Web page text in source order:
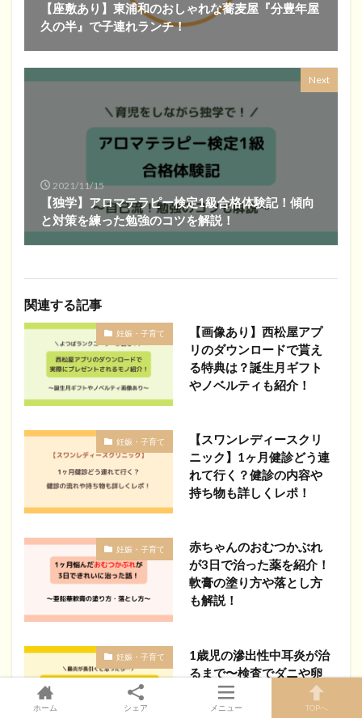
【座敷あり】東浦和のおしゃれな蕎麦屋『分豊年屋
久の半』で子連れランチ！
Next
2021/11/15
【独学】アロマテラピー検定1級合格体験記！傾向
と対策を練った勉強のコツを解説！
関連する記事
妊娠・子育て
【画像あり】西松屋アプ
リのダウンロードで貰え
る特典は？誕生月ギフト
やノベルティも紹介！
妊娠・子育て
【スワンレディースクリ
ニック】1ヶ月健診どう連
れて行く？健診の内容や
持ち物も詳しくレポ！
妊娠・子育て
赤ちゃんのおむつかぶれ
が3日で治った薬を紹介！
軟膏の塗り方や落とし方
も解説！
妊娠・子育て
1歳児の滲出性中耳炎が治
るまで〜検査でダニや卵
白のアレルギーも発覚し
た話〜
ホーム シェア メニュー TOPへ